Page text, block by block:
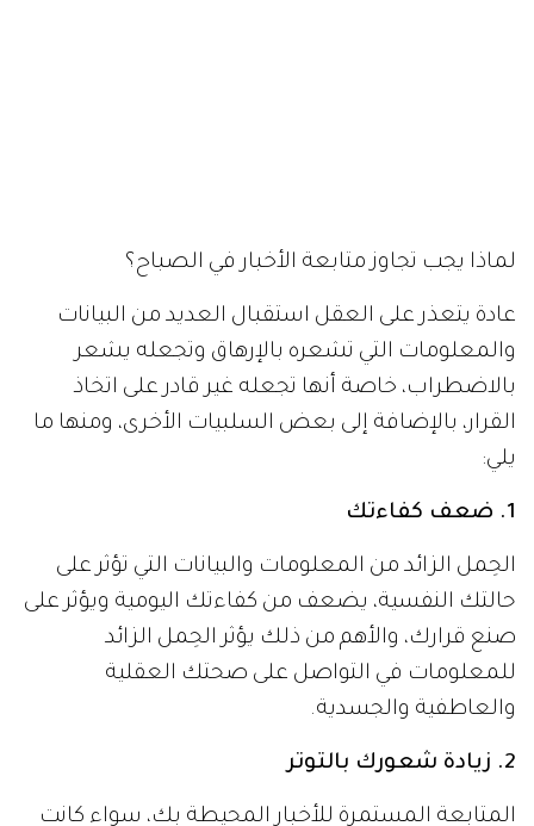
لماذا يجب تجاوز متابعة الأخبار في الصباح؟
عادة يتعذر على العقل استقبال العديد من البيانات
والمعلومات التي تشعره بالإرهاق وتجعله يشعر
بالاضطراب، خاصة أنها تجعله غير قادر على اتخاذ
القرار، بالإضافة إلى بعض السلبيات الأخرى، ومنها ما
يلي:
1. ضعف كفاءتك
الحِمل الزائد من المعلومات والبيانات التي تؤثر على
حالتك النفسية، يضعف من كفاءتك اليومية ويؤثر على
صنع قرارك، والأهم من ذلك يؤثر الحِمل الزائد
للمعلومات في التواصل على صحتك العقلية
والعاطفية والجسدية.
2. زيادة شعورك بالتوتر
المتابعة المستمرة للأخبار المحيطة بك، سواء كانت